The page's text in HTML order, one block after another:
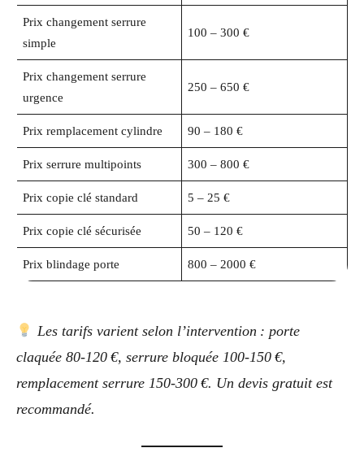
Prix changement serrure
simple
100 – 300 €
Prix changement serrure
urgence
250 – 650 €
Prix remplacement cylindre 90 – 180 €
Prix serrure multipoints 300 – 800 €
Prix copie clé standard 5 – 25 €
Prix copie clé sécurisée 50 – 120 €
Prix blindage porte 800 – 2000 €
Les tarifs varient selon l’intervention : porte
claquée 80‑120 €, serrure bloquée 100‑150 €,
remplacement serrure 150‑300 €. Un devis gratuit est
recommandé.